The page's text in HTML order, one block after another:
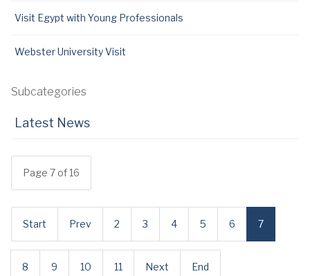
Visit Egypt with Young Professionals
Webster University Visit
Subcategories
Latest News
Page 7 of 16
Start Prev 2 3 4 5 6 7
8 9 10 11 Next End